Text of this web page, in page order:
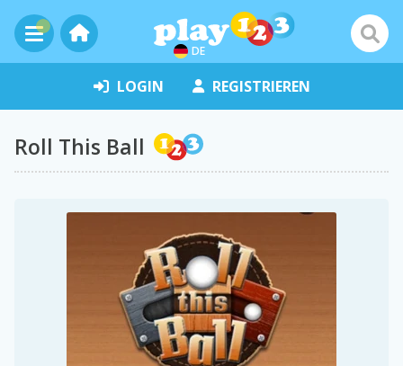
DE
LOGIN REGISTRIEREN
Roll This Ball